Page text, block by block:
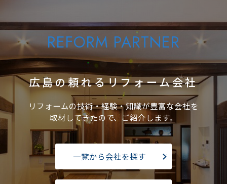
広島の頼れるリフォーム会社
リフォームの技術・経験・知識が豊富な会社を
取材してきたので、ご紹介します。
一覧から会社を探す